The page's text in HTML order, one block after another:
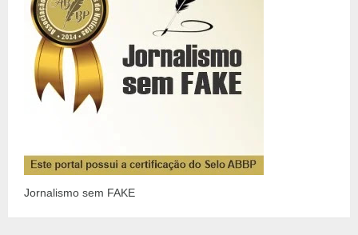
Jornalismo sem FAKE